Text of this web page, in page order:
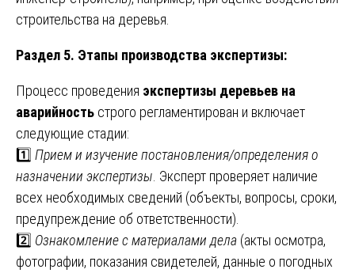
строительства на деревья.
Раздел 5. Этапы производства экспертизы:
Процесс проведения экспертизы деревьев на
аварийность строго регламентирован и включает
следующие стадии:
1️⃣ Прием и изучение постановления/определения о
назначении экспертизы . Эксперт проверяет наличие
всех необходимых сведений (объекты, вопросы, сроки,
предупреждение об ответственности).
2️⃣ Ознакомление с материалами дела (акты осмотра,
фотографии, показания свидетелей, данные о погодных